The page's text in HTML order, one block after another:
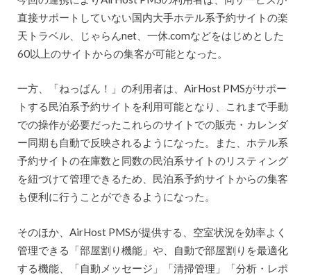
直接サポートしていない国内大手ホテル系予約サイトの楽
天トラベル、じゃらんnet、一休.comなどをはじめとした
60以上のサイトからの集客が可能となった。
一方、「ねっぱん！」の利用者は、AirHost PMSがサポー
トする民泊系予約サイトを利用可能となり、これまで手動
での操作が必要だったこれらのサイトでの販売・カレンダ
ー同期も自動で反映されるようになった。また、ホテル系
予約サイトの在庫数と同数の民泊系サイトのリスティング
を紐づけて管理できるため、民泊系予約サイトからの集客
も便利に行うことができるようになった。
そのほか、AirHost PMSが提供する、空室状況を効率よく
管理できる「部屋割り機能」や、自動で部屋割りを最適化
する機能、「自動メッセージ」「清掃管理」「分析・レポ